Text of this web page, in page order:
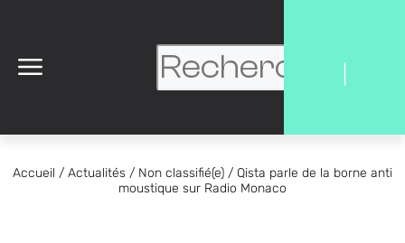
Accueil / Actualités / Non classifié(e) / Qista parle de la borne anti
moustique sur Radio Monaco